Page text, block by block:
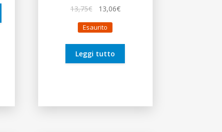
13,75€
originale
13,75€.
13,06€Il
Esaurito
Leggi tutto